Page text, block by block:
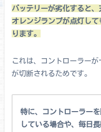
バッテリーが劣化すると、
オレンジランプが点灯し
ります。
これは、コントローラー
が切断されるためです。
特に、コントローラー
している場合や、毎日